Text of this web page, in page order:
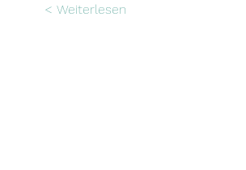
Weiterlesen >